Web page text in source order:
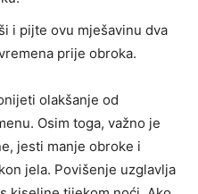
i pijte ovu mješavinu dva
prije obroka.
olakšanje od
Osim toga, važno je
jesti manje obroke i
jela. Povišenje uzglavlja